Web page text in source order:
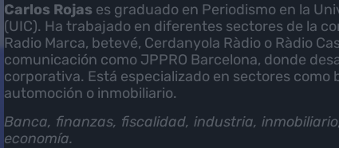
Carlos Rojas es graduado en Periodismo en la
(UIC). Ha trabajado en diferentes sectores de la
Radio Marca, betevé, Cerdanyola Ràdio o Ràdio
comunicación como JPPRO Barcelona, donde
corporativa. Está especializado en sectores como
automoción o inmobiliario.
Banca, finanzas, fiscalidad, industria,
economía.